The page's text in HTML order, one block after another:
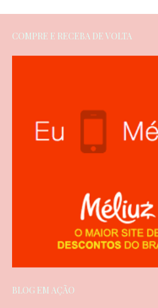
COMPRE E RECEBA DE VOLTA
BLOG EM AÇÃO